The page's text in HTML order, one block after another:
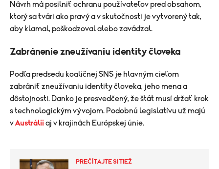
Návrh má posilniť ochranu používateľov pred obsahom,
ktorý sa tvári ako pravý a v skutočnosti je vytvorený tak,
aby klamal, poškodzoval alebo zavádzal.
Zabránenie zneužívaniu identity človeka
Podľa predsedu koaličnej SNS je hlavným cieľom
zabrániť zneužívaniu identity človeka, jeho mena a
dôstojnosti. Danko je presvedčený, že štát musí držať krok
s technologickým vývojom. Podobnú legislatívu už majú
vAustrálii aj v krajinách Európskej únie.
PREČÍTAJTE SI TIEŽ